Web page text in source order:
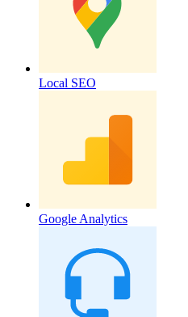
Local SEO
Google Analytics